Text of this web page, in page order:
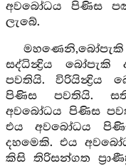
අවබෝධය පිණිස
ලැබේ.
සද්ධින්‍ද්‍රිය
පවතියි. විරියින්‍ද්‍රිය
පිණිස පවතියි.
අවබෝධය පිණිස
එය අවබෝධය
දහමෙකි. එය
කිසි තිරිසන්ගත